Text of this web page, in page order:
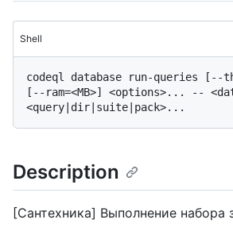
Shell
codeql database run-queries [--
[--ram=<MB>] <options>... --
Description
[Сантехника] Выполнение набора